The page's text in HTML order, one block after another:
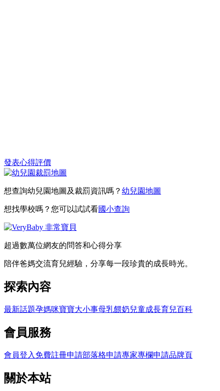
發表心得評價
想查詢幼兒園地圖及裁罰資訊嗎？ 幼兒園地圖
想找學校嗎？您可以試試看國小查詢
超過數萬位網友的問答和心得分享
陪伴爸媽交流育兒經驗，分享每一段珍貴的成長時光。
探索內容
最新話題孕媽咪寶寶大小事母乳餵奶兒童成長育兒百科
會員服務
會員登入 免費註冊申請部落格申請專家專欄申請品牌頁
關於本站